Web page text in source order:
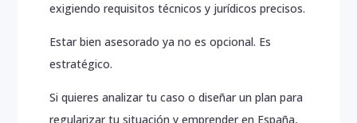
exigiendo requisitos técnicos y jurídicos precisos.
Estar bien asesorado ya no es opcional. Es
estratégico.
Si quieres analizar tu caso o diseñar un plan para
regularizar tu situación y emprender en España,